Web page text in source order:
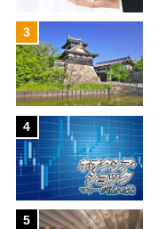
3
4
5